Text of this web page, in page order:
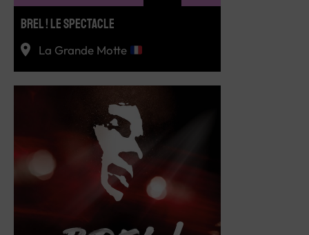
BREL ! LE SPECTACLE
La Grande Motte
RÉSERVEZ